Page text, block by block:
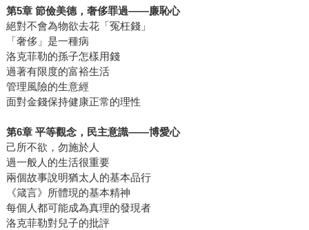
第5章 節儉美德，奢侈罪過―—廉恥心
絕對不會為物欲去花「冤枉錢」
「奢侈」是一種病
洛克菲勒的孫子怎樣用錢
過著有限度的富裕生活
管理風險的生意經
面對金錢保持健康正常的理性
第6章 平等觀念，民主意識―—博愛心
己所不欲，勿施於人
過一般人的生活很重要
兩個故事說明猶太人的基本品行
《箴言》所體現的基本精神
每個人都可能成為真理的發現者
洛克菲勒對兒子的批評